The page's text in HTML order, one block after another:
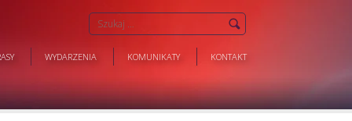
WYDARZENIA KOMUNIKATY KONTAKT